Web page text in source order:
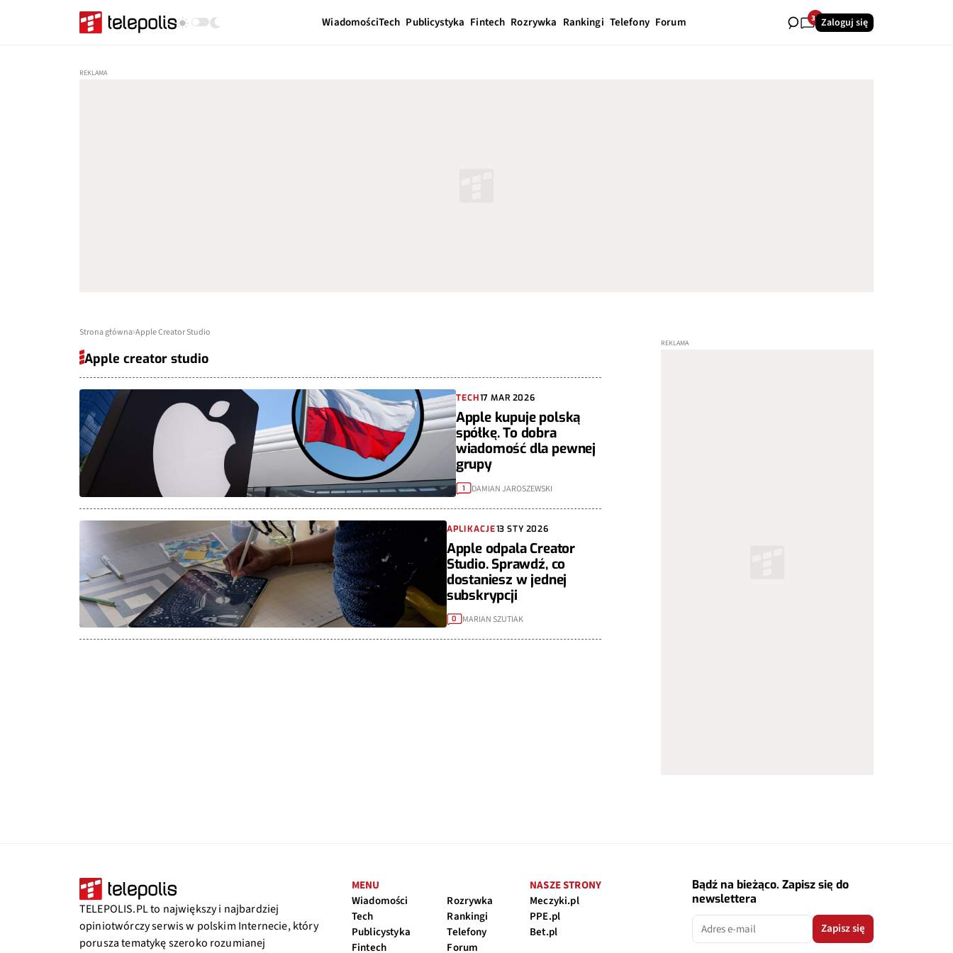
WiadomościTech Publicystyka Fintech Rozrywka Rankingi Telefony Forum 31Zaloguj się
Strona główna Apple Creator Studio
Apple creator studio
TECH17 MAR 2026
Apple kupuje polską
spółkę. To dobra
wiadomość dla pewnej
grupy
1 DAMIAN JAROSZEWSKI
APLIKACJE13 STY 2026
Apple odpala Creator
Studio. Sprawdź, co
dostaniesz w jednej
subskrypcji
0 MARIAN SZUTIAK
TELEPOLIS.PL to największy i najbardziej
opiniotwórczy serwis w polskim Internecie, który
porusza tematykę szeroko rozumianej
MENU
Wiadomości
Tech
Publicystyka
Fintech
Rozrywka
Rankingi
Telefony
Forum
NASZE STRONY
Meczyki.pl
PPE.pl
Bet.pl
Bądź na bieżąco. Zapisz się do
newslettera
Zapisz się